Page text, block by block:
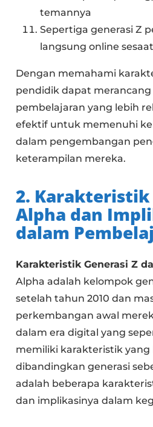
temannya
Sepertiga generasi Z
langsung online
Dengan memahami
pendidik dapat
pembelajaran yang lebih
efektif untuk memenuhi
dalam pengembangan
keterampilan mereka.
2. Karakteristik
Alpha dan
dalam
Karakteristik Generasi Z
Alpha adalah kelompok
setelah tahun 2010 dan
perkembangan awal
dalam era digital yang
memiliki karakteristik yang
dibandingkan generasi
adalah beberapa
dan implikasinya dalam